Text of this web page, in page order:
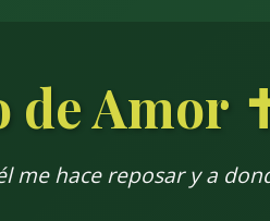
de Amor
me hace reposar y a